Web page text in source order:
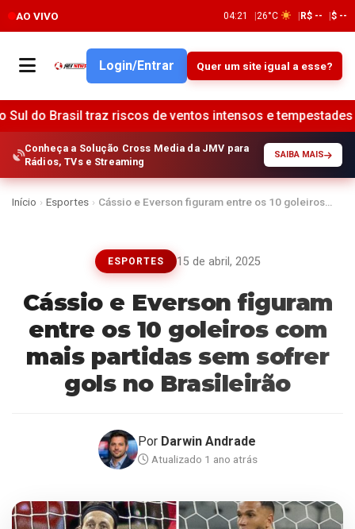
AO VIVO 04:21 26°C R$ -- $ --
Login/Entrar Quer um site igual a esse?
riscos de ventos intensos e tempestades •
Conheça a Solução Cross Media da JMV para
Rádios, TVs e Streaming
SAIBA MAIS
Início › Esportes › Cássio e Everson figuram entre os 10 goleiros…
ESPORTES 15 de abril, 2025
Cássio e Everson figuram
entre os 10 goleiros com
mais partidas sem sofrer
gols no Brasileirão
Por Darwin Andrade
Atualizado 1 ano atrás